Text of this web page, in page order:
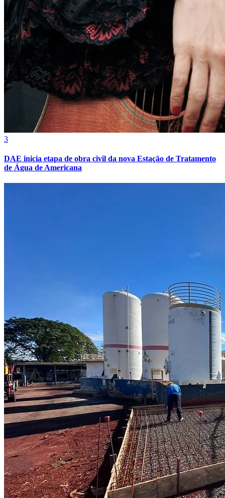
3
DAE inicia etapa de obra civil da nova Estação de Tratamento
de Água de Americana